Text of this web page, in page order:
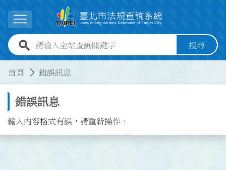
展開選單
全站查詢關鍵字欄位 搜尋
首頁 錯誤訊息
錯誤訊息
輸入內容格式有誤，請重新操作。